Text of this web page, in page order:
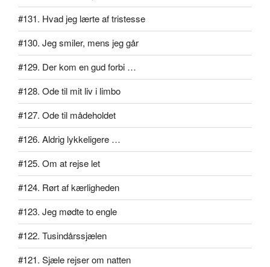
#131. Hvad jeg lærte af tristesse
#130. Jeg smiler, mens jeg går
#129. Der kom en gud forbi …
#128. Ode til mit liv i limbo
#127. Ode til mådeholdet
#126. Aldrig lykkeligere …
#125. Om at rejse let
#124. Rørt af kærligheden
#123. Jeg mødte to engle
#122. Tusindårssjælen
#121. Sjæle rejser om natten